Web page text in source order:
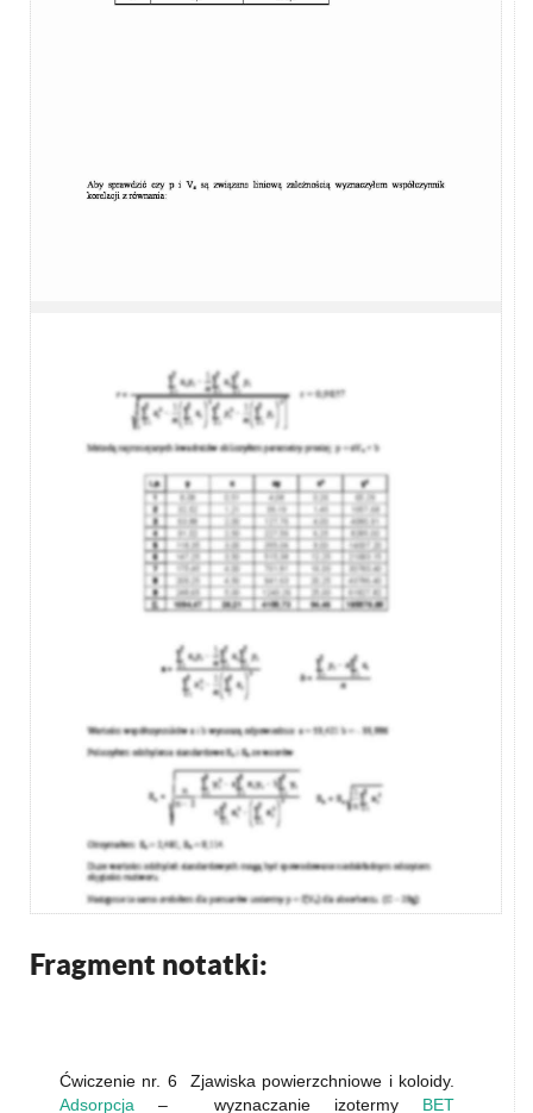
Fragment notatki:
Ćwiczenie nr. 6 Zjawiska powierzchniowe i koloidy.
Adsorpcja – wyznaczanie izotermy BET